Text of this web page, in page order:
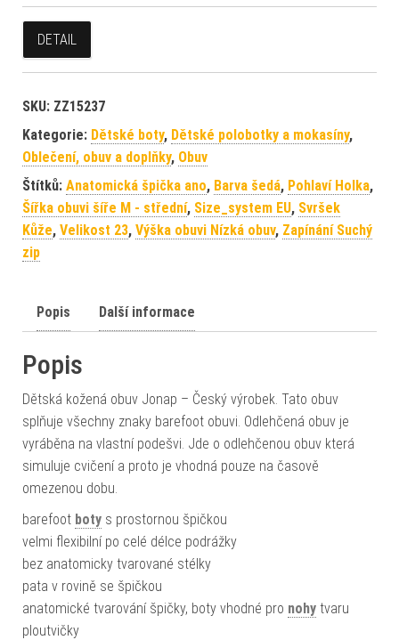
DETAIL
SKU: ZZ15237
Kategorie: Dětské boty, Dětské polobotky a mokasíny,
Oblečení, obuv a doplňky, Obuv
Štítků: Anatomická špička ano, Barva šedá, Pohlaví Holka,
Šířka obuvi šíře M - střední, Size_system EU, Svršek
Kůže, Velikost 23, Výška obuvi Nízká obuv, Zapínání Suchý
zip
Popis Další informace
Popis
Dětská kožená obuv Jonap – Český výrobek. Tato obuv
splňuje všechny znaky barefoot obuvi. Odlehčená obuv je
vyráběna na vlastní podešvi. Jde o odlehčenou obuv která
simuluje cvičení a proto je vhodná pouze na časově
omezenou dobu.
barefoot boty s prostornou špičkou
velmi flexibilní po celé délce podrážky
bez anatomicky tvarované stélky
pata v rovině se špičkou
anatomické tvarování špičky, boty vhodné pro nohy tvaru
ploutvičky